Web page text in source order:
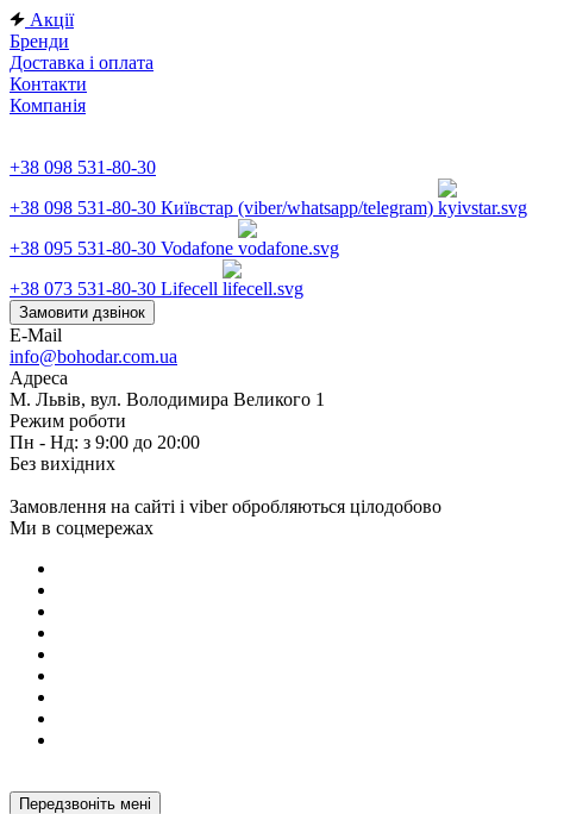
Акції
Бренди
Доставка і оплата
Контакти
Компанія
+38 098 531-80-30
+38 098 531-80-30 Київстар (viber/whatsapp/telegram)
+38 095 531-80-30 Vodafone
+38 073 531-80-30 Lifecell
Замовити дзвінок
E-Mail
info@bohodar.com.ua
Адреса
М. Львів, вул. Володимира Великого 1
Режим роботи
Пн - Нд: з 9:00 до 20:00
Без вихідних
Замовлення на сайті і viber обробляються цілодобово
Ми в соцмережах
Передзвоніть мені